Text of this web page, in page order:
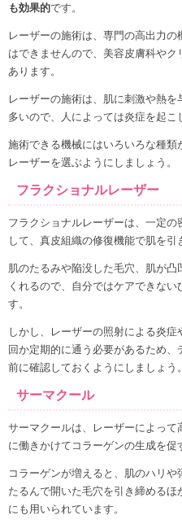
も効果的です。
レーザーの施術は、専門の高出力
はできませんので、美容皮膚科や
あります。
レーザーの施術は、肌に刺激や熱
多いので、人によっては炎症を起こ
施術できる機械にはいろいろな種
レーザーを選ぶようにしましょう。
フラクショナルレーザー
フラクショナルレーザーは、一定
して、真皮組織の修復機能で肌を引
肌のたるみや陥没した毛穴、肌が
くれるので、自分ではケアできな
す。
しかし、レーザーの照射による炎
回か定期的に通う必要があるため
前に確認しておくようにしましょう。
サーマクール
サーマクールは、レーザーによっ
に働きかけてコラーゲンの生成を促
コラーゲンが増えると、肌のハリや
たるんで開いた毛穴を引き締める
にも用いられています。